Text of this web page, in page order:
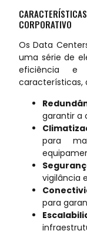
CORPORATIVO
Os Data
uma série de
eficiência e
características,
garantir a
para
vigilância
para